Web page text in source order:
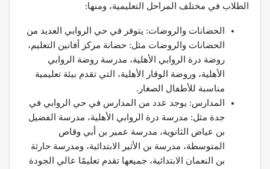
الطلاب في مختلف المراحل التعليمية، ومنها:
الحضانات والروضات: يتوفر في حي الروابي العديد من
الحضانات والروضات مثل: حضانة مركز أفانين التعليم،
روضة درة الروابي الأهلية، مدرسة روضة الروابي
الأهلية، وروضة الوقار الأهلية، التي تقدم بيئة تعليمية
مناسبة للأطفال الصغار.
المدارس: يوجد عدد من المدارس في حي الروابي في
جدة مثل: مدرسة درة الروابي الأهلية، مدرسة الفضيل
بن عياض الثانوية، مدرسة عمير بن أبي وقاص
المتوسطة، مدرسة بن الأثير الابتدائية، ومدرسة حارثة
بن النعمان الابتدائية، جميعها تقدم تعليمًا عالي الجودة